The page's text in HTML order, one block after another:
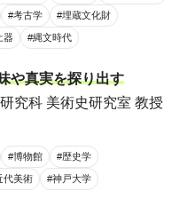
#考古学 #埋蔵文化財
器 #縄文時代
や真実を探り出す
究科 美術史研究室 教授
#博物館 #歴史学
代美術 #神戸大学